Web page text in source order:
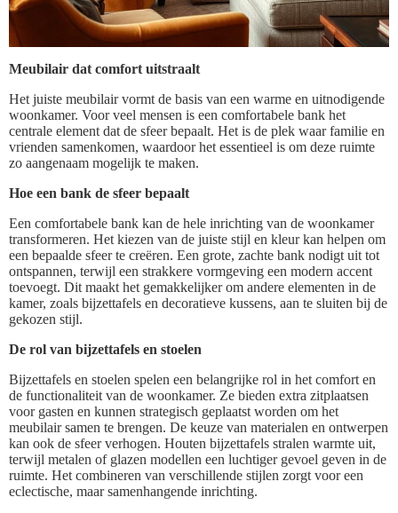
Meubilair dat comfort uitstraalt
Het juiste meubilair vormt de basis van een warme en uitnodigende
woonkamer. Voor veel mensen is een comfortabele bank het
centrale element dat de sfeer bepaalt. Het is de plek waar familie en
vrienden samenkomen, waardoor het essentieel is om deze ruimte
zo aangenaam mogelijk te maken.
Hoe een bank de sfeer bepaalt
Een comfortabele bank kan de hele inrichting van de woonkamer
transformeren. Het kiezen van de juiste stijl en kleur kan helpen om
een bepaalde sfeer te creëren. Een grote, zachte bank nodigt uit tot
ontspannen, terwijl een strakkere vormgeving een modern accent
toevoegt. Dit maakt het gemakkelijker om andere elementen in de
kamer, zoals bijzettafels en decoratieve kussens, aan te sluiten bij de
gekozen stijl.
De rol van bijzettafels en stoelen
Bijzettafels en stoelen spelen een belangrijke rol in het comfort en
de functionaliteit van de woonkamer. Ze bieden extra zitplaatsen
voor gasten en kunnen strategisch geplaatst worden om het
meubilair samen te brengen. De keuze van materialen en ontwerpen
kan ook de sfeer verhogen. Houten bijzettafels stralen warmte uit,
terwijl metalen of glazen modellen een luchtiger gevoel geven in de
ruimte. Het combineren van verschillende stijlen zorgt voor een
eclectische, maar samenhangende inrichting.